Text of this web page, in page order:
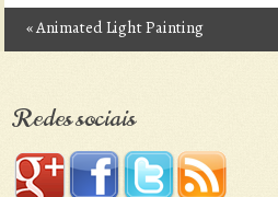
Post navigation
«Animated Light Painting
Redes sociais